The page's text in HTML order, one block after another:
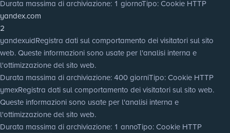
Durata massima di archiviazione: 1 giornoTipo: Cookie HTTP
yandex.com
2
yandexuidRegistra dati sul comportamento dei visitatori sul sito
web. Queste informazioni sono usate per l'analisi interna e
l'ottimizzazione del sito web.
Durata massima di archiviazione: 400 giorniTipo: Cookie HTTP
ymexRegistra dati sul comportamento dei visitatori sul sito web.
Queste informazioni sono usate per l'analisi interna e
l'ottimizzazione del sito web.
Durata massima di archiviazione: 1 annoTipo: Cookie HTTP